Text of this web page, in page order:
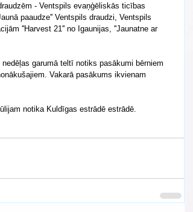
- Ventspils evaņģēliskās ticības
paaudze'' Ventspils draudzi, Ventspils
''Harvest 21'' no Igaunijas, ''Jaunatne ar
garumā teltī notiks pasākumi bērniem
Vakarā pasākums ikvienam
notika Kuldīgas estrādē estrādē.